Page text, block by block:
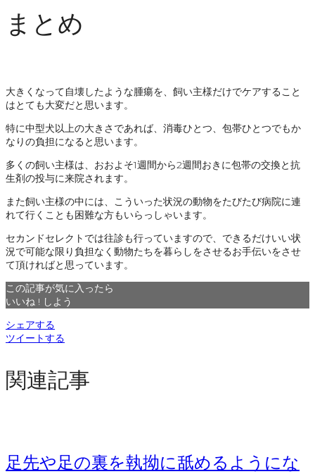
まとめ
大きくなって自壊したような腫瘍を、飼い主様だけでケアすること
はとても大変だと思います。
特に中型犬以上の大きさであれば、消毒ひとつ、包帯ひとつでもか
なりの負担になると思います。
多くの飼い主様は、おおよそ1週間から2週間おきに包帯の交換と抗
生剤の投与に来院されます。
また飼い主様の中には、こういった状況の動物をたびたび病院に連
れて行くことも困難な方もいらっしゃいます。
セカンドセレクトでは往診も行っていますので、できるだけいい状
況で可能な限り負担なく動物たちを暮らしをさせるお手伝いをさせ
て頂ければと思っています。
この記事が気に入ったら
いいね ! しよう
シェアする
ツイートする
関連記事
足先や足の裏を執拗に舐めるようにな